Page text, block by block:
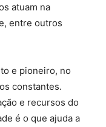
atuam na
entre outros
e pioneiro, no
constantes.
e recursos do
é o que ajuda a